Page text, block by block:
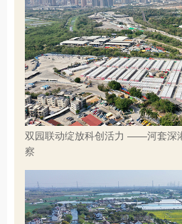
双园联动绽放科创活力 ——河套深
察